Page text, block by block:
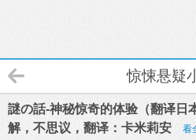
惊悚悬疑
謎の話-神秘惊奇的体验（翻译日
解，不思议，翻译：卡米莉安
看